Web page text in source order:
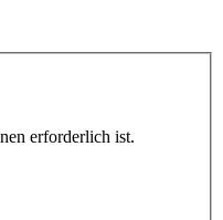
erforderlich ist.